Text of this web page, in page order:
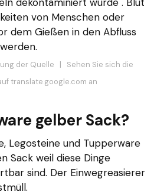
von Menschen oder
dem Gießen in den Abfluss
der Quelle | Sehen Sie sich die
translate.google.com an
gelber Sack?
Legosteine und Tupperware
Sack weil diese Dinge
sind. Der Einwegreasierer